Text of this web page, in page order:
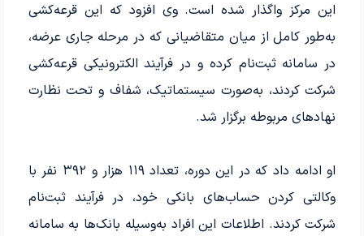
این مرکز واگذار شده است. وی افزود که این قرعه‌کشی
به‌طور کامل از میان متقاضیانی که در مرحله جاری عرضه،
در سامانه ثبت‌نام کرده و در فرآیند الکترونیکی قرعه‌کشی
شرکت کردند، به‌صورت سیستماتیک، شفاف و تحت نظارت
نهادهای مربوطه برگزار شد.
او ادامه داد که در این دوره، تعداد ۱۱۹ هزار و ۳۹۲ نفر با
وکالتی کردن حساب‌های بانکی خود، در فرآیند ثبت‌نام
شرکت کردند. اطلاعات این افراد به‌وسیله بانک‌ها به سامانه